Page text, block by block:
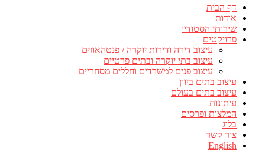
דף הבית
אודות
שירותי הסטודיו
פרויקטים
עיצוב דירה ודירות יוקרה / פנטהאוזים
עיצוב בתי יוקרה ובתים פרטיים
עיצוב פנים למשרדים וחללים מסחריים
עיצוב בתים ביוון
עיצוב בתים בעולם
עיתונות
המלצות ופרסים
בלוג
צור קשר
English